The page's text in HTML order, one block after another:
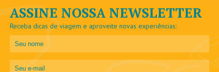
ASSINE NOSSA NEWSLETTER
Receba dicas de viagem e aproveite novas experiências: